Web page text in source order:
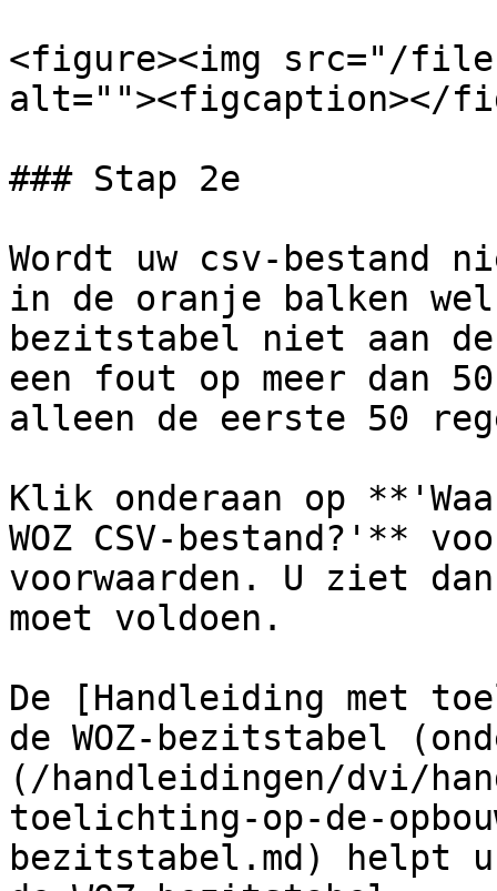
<figure><img src="/files/
alt=""><figcaption></
### Stap 2e
Wordt uw csv-bestand
in de oranje balken
bezitstabel niet aan de
een fout op meer dan
alleen de eerste 50
Klik onderaan op
WOZ CSV-bestand?'**
voorwaarden. U ziet
moet voldoen.
De [Handleiding met
de WOZ-bezitstabel
(/handleidingen/dvi/
toelichting-op-de-
bezitstabel.md) helpt